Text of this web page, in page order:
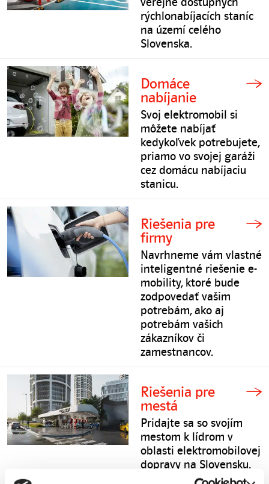
rýchlonabíjacích staníc
na území celého
Slovenska.
Domáce
nabíjanie
Svoj elektromobil si
môžete nabíjať
kedykoľvek potrebujete,
priamo vo svojej garáži
cez domácu nabíjaciu
stanicu.
Riešenia pre
firmy
Navrhneme vám vlastné
inteligentné riešenie e-
mobility, ktoré bude
zodpovedať vašim
potrebám, ako aj
potrebám vašich
zákazníkov či
zamestnancov.
Riešenia pre
mestá
Pridajte sa so svojím
mestom k lídrom v
oblasti elektromobilovej
dopravy na Slovensku.